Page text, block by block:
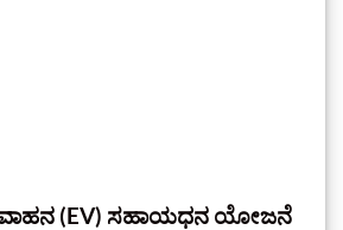
ವಾಹನ (EV) ಸಹಾಯಧನ ಯೋಜನೆ